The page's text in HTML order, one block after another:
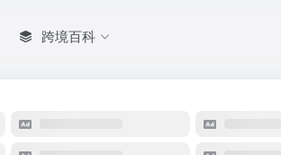
跨境百科